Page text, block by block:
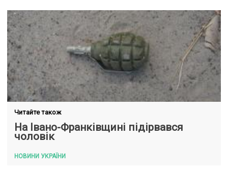
Читайте також
На Івано-Франківщині підірвався
чоловік
НОВИНИ УКРАЇНИ